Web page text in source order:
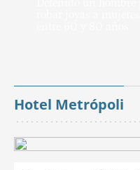
Hotel Metrópoli